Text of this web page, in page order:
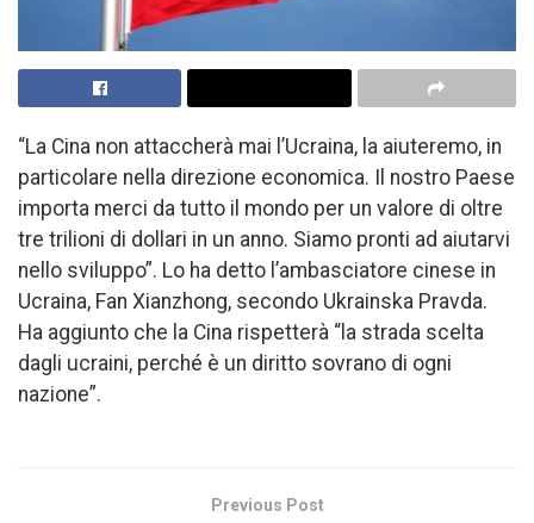
“La Cina non attaccherà mai l’Ucraina, la aiuteremo, in
particolare nella direzione economica. Il nostro Paese
importa merci da tutto il mondo per un valore di oltre
tre trilioni di dollari in un anno. Siamo pronti ad aiutarvi
nello sviluppo”. Lo ha detto l’ambasciatore cinese in
Ucraina, Fan Xianzhong, secondo Ukrainska Pravda.
Ha aggiunto che la Cina rispetterà “la strada scelta
dagli ucraini, perché è un diritto sovrano di ogni
nazione”.
Previous Post